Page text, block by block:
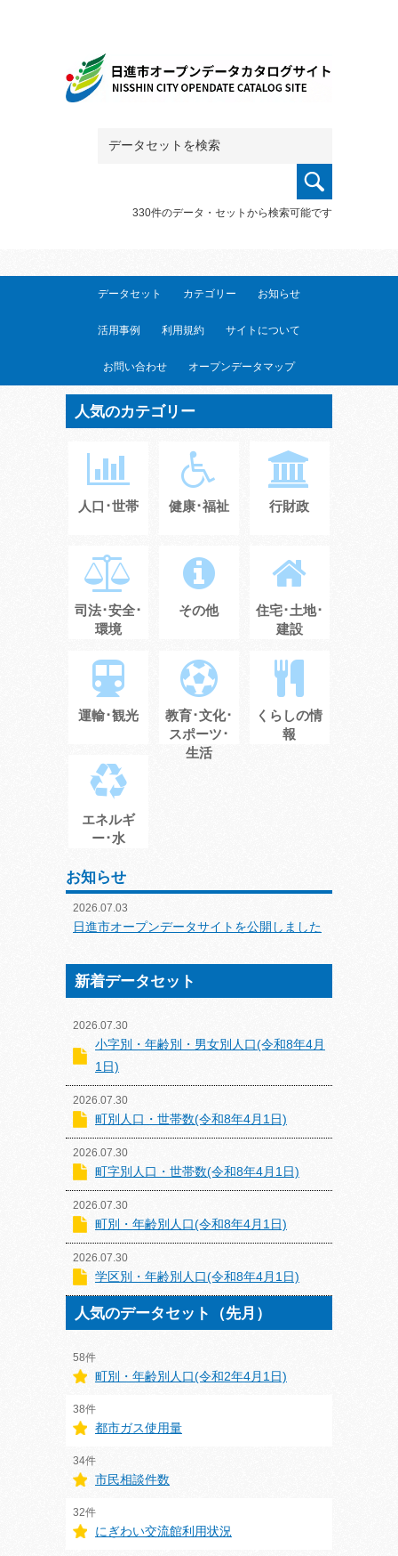
330件のデータ・セットから検索可能です
データセット カテゴリー お知らせ
活用事例 利用規約 サイトについて
お問い合わせ オープンデータマップ
人気のカテゴリー
人口･世帯 健康･福祉 行財政
司法･安全･
環境
その他
住宅･土地･
建設
運輸･観光
教育･文化･
スポーツ･
生活
くらしの情
報
エネルギ
ー･水
お知らせ
2026.07.03
日進市オープンデータサイトを公開しました
新着データセット
2026.07.30
小字別・年齢別・男女別人口(令和8年4月
1日)
2026.07.30
町別人口・世帯数(令和8年4月1日)
2026.07.30
町字別人口・世帯数(令和8年4月1日)
2026.07.30
町別・年齢別人口(令和8年4月1日)
2026.07.30
学区別・年齢別人口(令和8年4月1日)
人気のデータセット（先月）
58件
町別・年齢別人口(令和2年4月1日)
38件
都市ガス使用量
34件
市民相談件数
32件
にぎわい交流館利用状況